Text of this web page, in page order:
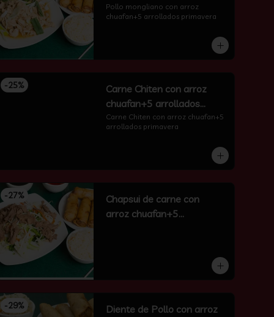
primavera
Pollo mongliano con arroz
chuafan+5 arrollados primavera
-25%
Carne Chiten con arroz
chuafan+5 arrollados
primavera
Carne Chiten con arroz chuafan+5
arrollados primavera
-27%
Chapsui de carne con
arroz chuafan+5
-29% Diente de Pollo con arroz